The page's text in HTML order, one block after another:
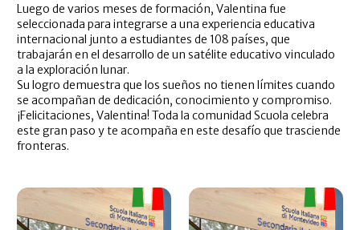
Luego de varios meses de formación, Valentina fue
seleccionada para integrarse a una experiencia educativa
internacional junto a estudiantes de 108 países, que
trabajarán en el desarrollo de un satélite educativo vinculado
a la exploración lunar.
Su logro demuestra que los sueños no tienen límites cuando
se acompañan de dedicación, conocimiento y compromiso.
¡Felicitaciones, Valentina! Toda la comunidad Scuola celebra
este gran paso y te acompaña en este desafío que trasciende
fronteras.